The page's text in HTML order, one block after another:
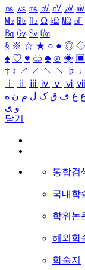
㎱ ㎲ ㎳ ㎴ ㎵ ㎶ ㎷
㎒ ㎓ ㎔ Ω ㏀ ㏁ ㎊
㏃ ㏉ ㏜ ㏆
§ ※ ☆ ★ ○ ● ◎ ◇
♠ ♡ ♥ ♧ ♣ ⊙ ◈ ▣
‡ ↕ ↗ ↙ ↖ ↘ ♭ ♩
ⅰ
ⅱ ⅲ ⅳ ⅴ ⅵ ⅶ
ع غ ف ق ک ل م ن ه
و ی
닫기
통합검
국내학
학위논
해외학
학술지